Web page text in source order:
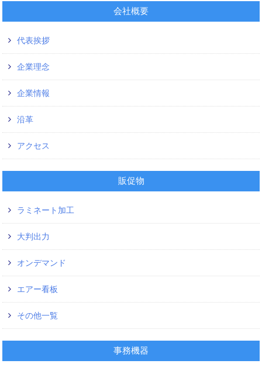
会社概要
代表挨拶
企業理念
企業情報
沿革
アクセス
販促物
ラミネート加工
大判出力
オンデマンド
エアー看板
その他一覧
事務機器